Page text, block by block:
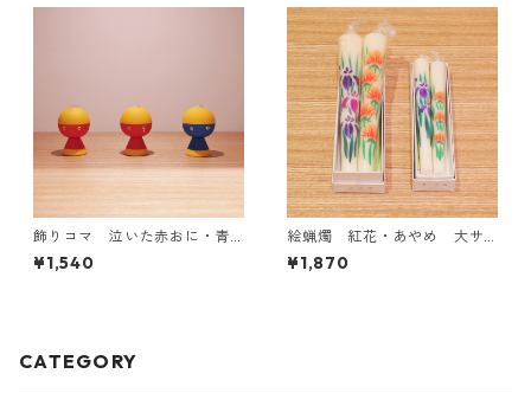
飾りコマ 泣いた赤おに・青
おに 小サイズ
¥1,540
絵蝋燭 紅花・あやめ 大サ
イズ
¥1,870
CATEGORY